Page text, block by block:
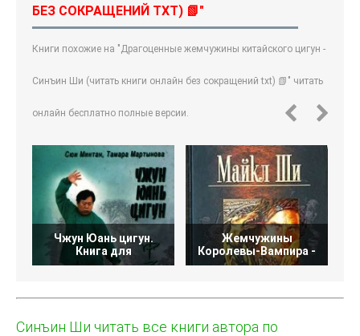
БЕЗ СОКРАЩЕНИЙ TXT) 📗"
Книги похожие на "Драгоценные жемчужины китайского цигун -
Синъин Ши (читать книги онлайн без сокращений txt) 📗" читать
онлайн бесплатно полные версии.
Чжун Юань цигун.
Книга для
Жемчужины
Королевы-Вампира -
Синъин Ши читать все книги автора по